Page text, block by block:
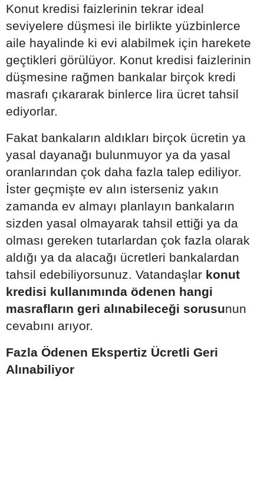
Konut kredisi faizlerinin tekrar ideal
seviyelere düşmesi ile birlikte yüzbinlerce
aile hayalinde ki evi alabilmek için harekete
geçtikleri görülüyor. Konut kredisi faizlerinin
düşmesine rağmen bankalar birçok kredi
masrafı çıkararak binlerce lira ücret tahsil
ediyorlar.
Fakat bankaların aldıkları birçok ücretin ya
yasal dayanağı bulunmuyor ya da yasal
oranlarından çok daha fazla talep ediliyor.
İster geçmişte ev alın isterseniz yakın
zamanda ev almayı planlayın bankaların
sizden yasal olmayarak tahsil ettiği ya da
olması gereken tutarlardan çok fazla olarak
aldığı ya da alacağı ücretleri bankalardan
tahsil edebiliyorsunuz. Vatandaşlar konut
kredisi kullanımında ödenen hangi
masrafların geri alınabileceği sorusunun
cevabını arıyor.
Fazla Ödenen Ekspertiz Ücretli Geri
Alınabiliyor